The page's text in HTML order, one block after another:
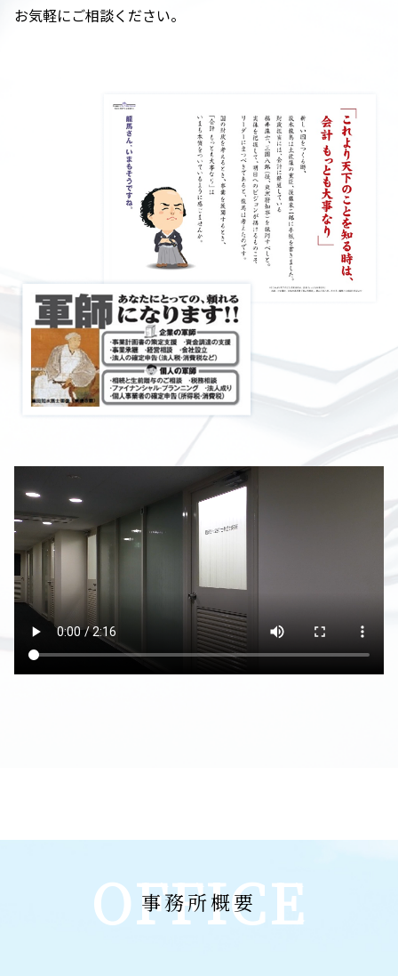
お気軽にご相談ください。
OFFICE
事務所概要